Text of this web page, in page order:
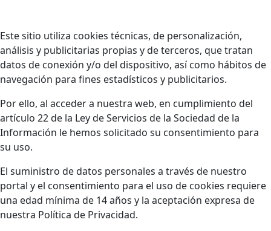
Este sitio utiliza cookies técnicas, de personalización,
análisis y publicitarias propias y de terceros, que tratan
datos de conexión y/o del dispositivo, así como hábitos de
navegación para fines estadísticos y publicitarios.
Por ello, al acceder a nuestra web, en cumplimiento del
artículo 22 de la Ley de Servicios de la Sociedad de la
Información le hemos solicitado su consentimiento para
su uso.
El suministro de datos personales a través de nuestro
portal y el consentimiento para el uso de cookies requiere
una edad mínima de 14 años y la aceptación expresa de
nuestra Política de Privacidad.